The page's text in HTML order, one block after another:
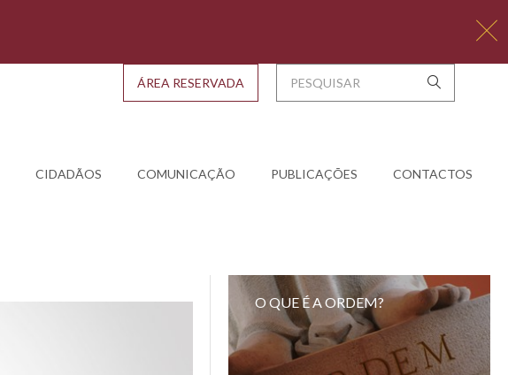
CIDADÃOS COMUNICAÇÃO PUBLICAÇÕES CONTACTOS
ÁREA RESERVADA
O QUE É A ORDEM?